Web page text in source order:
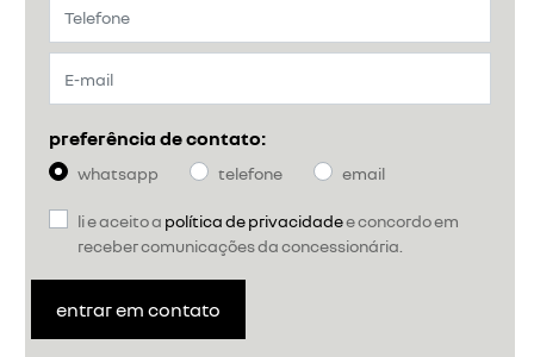
preferência de contato:
whatsapp telefone email
li e aceito a política de privacidadee concordo em
receber comunicações da concessionária.
entrar em contato